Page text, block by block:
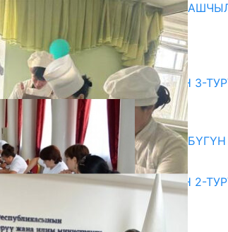
МАМЛЕКЕТТЕРДИН ӨКМӨТ
МЕНЕН ЖОЛУГУШТУ
07.08.2026
Абитуриент
ЖОЖДОРГО КАБЫЛ АЛУУНУН 3-
БАШТАЛДЫ
27.07.2026
ӨЗҮҢДҮН КЕЛЕЧЕГИҢ ҮЧҮН
20.07.2026
ЖОЖДОРГО КАБЫЛ АЛУУНУН 2-
20.07.2026